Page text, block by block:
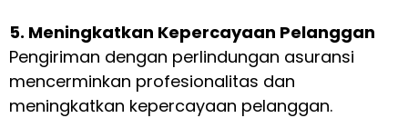
5. Meningkatkan Kepercayaan Pelanggan
Pengiriman dengan perlindungan asuransi
mencerminkan profesionalitas dan
meningkatkan kepercayaan pelanggan.